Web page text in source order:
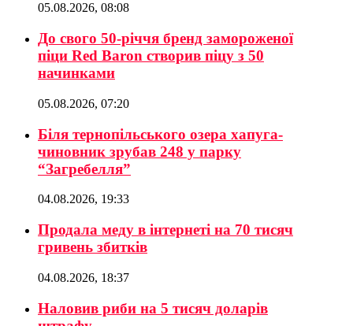
05.08.2026, 08:08
До свого 50-річчя бренд замороженої
піци Red Baron створив піцу з 50
начинками
05.08.2026, 07:20
Біля тернопільського озера хапуга-
чиновник зрубав 248 у парку
“Загребелля”
04.08.2026, 19:33
Продала меду в інтернеті на 70 тисяч
гривень збитків
04.08.2026, 18:37
Наловив риби на 5 тисяч доларів